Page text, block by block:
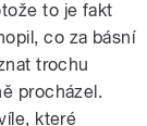
to je fakt
co za básní
trochu
procházel.
které